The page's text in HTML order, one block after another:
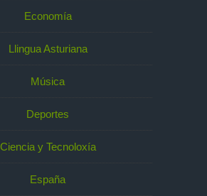
Economía
Llingua Asturiana
Música
Deportes
Ciencia y Tecnoloxía
España